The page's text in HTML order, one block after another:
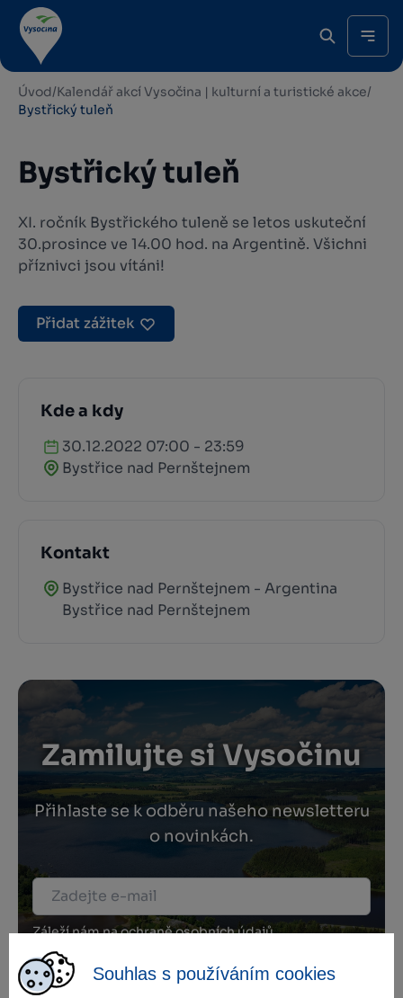
Souhlas s používáním cookies
Úvod/Kalendář akcí Vysočina | kulturní a turistické akce/
Bystřický tuleň
Bystřický tuleň
XI. ročník Bystřického tuleně se letos uskuteční
30.prosince ve 14.00 hod. na Argentině. Všichni
příznivci jsou vítáni!
Přidat zážitek
Kde a kdy
30.12.2022 07:00 - 23:59
Bystřice nad Pernštejnem
Kontakt
Bystřice nad Pernštejnem - Argentina
Bystřice nad Pernštejnem
Zamilujte si Vysočinu
Přihlaste se k odběru našeho newsletteru
o novinkách.
Záleží nám na ochraně osobních údajů.